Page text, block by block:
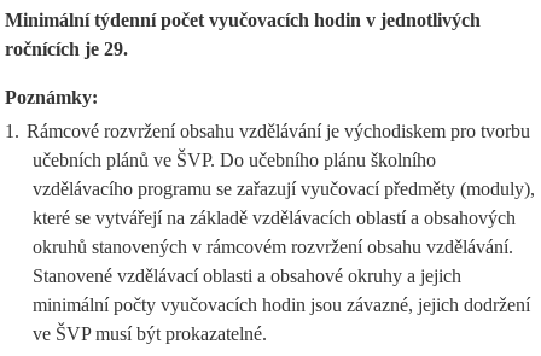
Minimální týdenní počet vyučovacích hodin v jednotlivých
ročnících je 29.
Poznámky:
1. Rámcové rozvržení obsahu vzdělávání je východiskem pro tvorbu
učebních plánů ve ŠVP. Do učebního plánu školního
vzdělávacího programu se zařazují vyučovací předměty (moduly),
které se vytvářejí na základě vzdělávacích oblastí a obsahových
okruhů stanovených v rámcovém rozvržení obsahu vzdělávání.
Stanovené vzdělávací oblasti a obsahové okruhy a jejich
minimální počty vyučovacích hodin jsou závazné, jejich dodržení
ve ŠVP musí být prokazatelné.